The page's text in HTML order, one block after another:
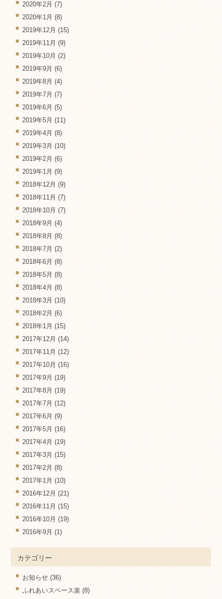
2020年2月 (7)
2020年1月 (8)
2019年12月 (15)
2019年11月 (9)
2019年10月 (2)
2019年9月 (6)
2019年8月 (4)
2019年7月 (7)
2019年6月 (5)
2019年5月 (11)
2019年4月 (8)
2019年3月 (10)
2019年2月 (6)
2019年1月 (9)
2018年12月 (9)
2018年11月 (7)
2018年10月 (7)
2018年9月 (4)
2018年8月 (8)
2018年7月 (2)
2018年6月 (8)
2018年5月 (8)
2018年4月 (8)
2018年3月 (10)
2018年2月 (6)
2018年1月 (15)
2017年12月 (14)
2017年11月 (12)
2017年10月 (16)
2017年9月 (19)
2017年8月 (19)
2017年7月 (12)
2017年6月 (9)
2017年5月 (16)
2017年4月 (19)
2017年3月 (15)
2017年2月 (8)
2017年1月 (10)
2016年12月 (21)
2016年11月 (15)
2016年10月 (19)
2016年9月 (1)
カテゴリー
お知らせ (36)
ふれあいスペース楽 (8)